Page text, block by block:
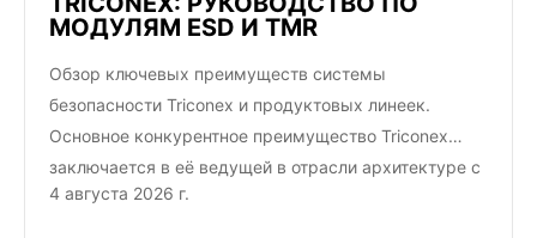
МОДУЛЯМ ESD И TMR
Обзор ключевых преимуществ системы
безопасности Triconex и продуктовых линеек.
Основное конкурентное преимущество Triconex
заключается в её ведущей в отрасли архитектуре с
тройным модульным резервированием (TMR). В
4 августа 2026 г.